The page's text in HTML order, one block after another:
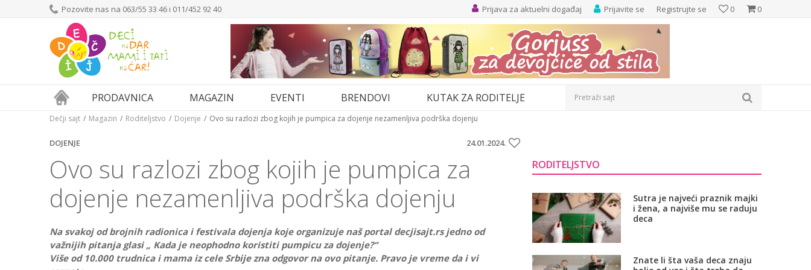
Pozovite nas na 063/55 33 46 i 011/452 92 40 0
0
Prijavite se Registrujte se
Prijava za aktuelni događaj
PRODAVNICA MAGAZIN EVENTI BRENDOVI KUTAK ZA RODITELJE Pretraži sajt
Dečji sajt Magazin Roditeljstvo Dojenje Ovo su razlozi zbog kojih je pumpica za dojenje nezamenljiva podrška dojenju
DOJENJE 24.01.2024.
Ovo su razlozi zbog kojih je pumpica za
dojenje nezamenljiva podrška dojenju
Na svakoj od brojnih radionica i festivala dojenja koje organizuje naš portal decjisajt.rs jedno od
važnijih pitanja glasi „ Kada je neophodno koristiti pumpicu za dojenje?“
Više od 10.000 trudnica i mama iz cele Srbije zna odgovor na ovo pitanje. Pravo je vreme da i vi
RODITELJSTVO
Sutra je najveći praznik majki
i žena, a najviše mu se raduju
deca
Znate li šta vaša deca znaju